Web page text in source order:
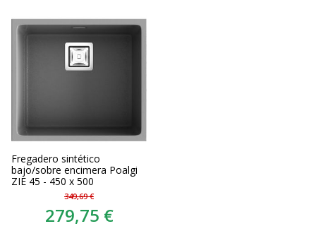
Fregadero sintético
bajo/sobre encimera Poalgi
ZIE 45 - 450 x 500
349,69 €
279,75 €